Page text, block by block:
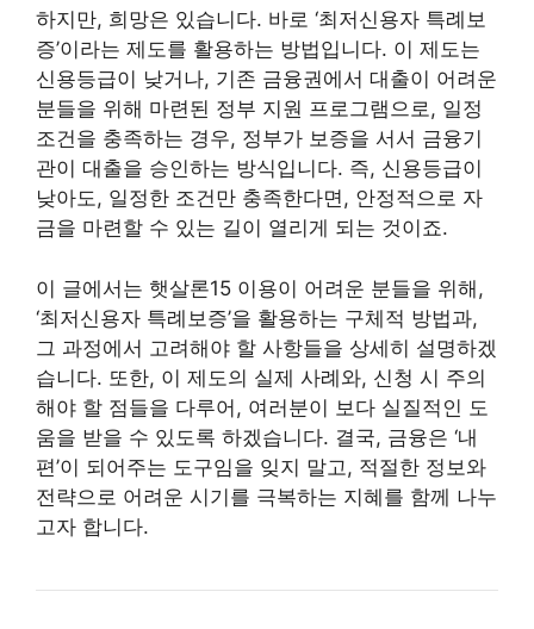
하지만, 희망은 있습니다. 바로 ‘최저신용자 특례보
증’이라는 제도를 활용하는 방법입니다. 이 제도는
신용등급이 낮거나, 기존 금융권에서 대출이 어려운
분들을 위해 마련된 정부 지원 프로그램으로, 일정
조건을 충족하는 경우, 정부가 보증을 서서 금융기
관이 대출을 승인하는 방식입니다. 즉, 신용등급이
낮아도, 일정한 조건만 충족한다면, 안정적으로 자
금을 마련할 수 있는 길이 열리게 되는 것이죠.
이 글에서는 햇살론15 이용이 어려운 분들을 위해,
‘최저신용자 특례보증’을 활용하는 구체적 방법과,
그 과정에서 고려해야 할 사항들을 상세히 설명하겠
습니다. 또한, 이 제도의 실제 사례와, 신청 시 주의
해야 할 점들을 다루어, 여러분이 보다 실질적인 도
움을 받을 수 있도록 하겠습니다. 결국, 금융은 ‘내
편’이 되어주는 도구임을 잊지 말고, 적절한 정보와
전략으로 어려운 시기를 극복하는 지혜를 함께 나누
고자 합니다.